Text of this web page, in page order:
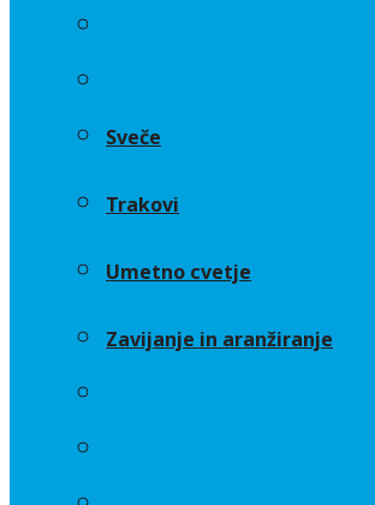
Sveče
Trakovi
Umetno cvetje
Zavijanje in aranžiranje